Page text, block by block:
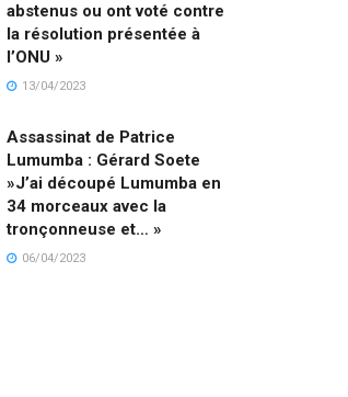
abstenus ou ont voté contre
la résolution présentée à
l’ONU »
13/04/2023
Assassinat de Patrice
Lumumba : Gérard Soete
»J’ai découpé Lumumba en
34 morceaux avec la
tronçonneuse et… »
06/04/2023